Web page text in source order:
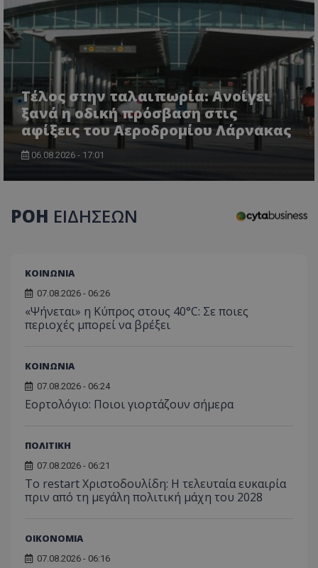
Τέλος στην ταλαιπωρία: Ανοίγει
ξανά η οδική πρόσβαση στις
αφίξεις του Αεροδρομίου Λάρνακας
06.08.2026 - 17:01
ΡΟΗ ΕΙΔΗΣΕΩΝ
ΚΟΙΝΩΝΙΑ
07.08.2026 - 06:26
«Ψήνεται» η Κύπρος στους 40°C: Σε ποιες
περιοχές μπορεί να βρέξει
ΚΟΙΝΩΝΙΑ
07.08.2026 - 06:24
Εορτολόγιο: Ποιοι γιορτάζουν σήμερα
ΠΟΛΙΤΙΚΗ
07.08.2026 - 06:21
Το restart Χριστοδουλίδη: Η τελευταία ευκαιρία
πριν από τη μεγάλη πολιτική μάχη του 2028
ΟΙΚΟΝΟΜΙΑ
07.08.2026 - 06:16
τον
οποίο
για
του
ποιες
έχουν
_ga_J7RS52TMNC
.tothemaonline.com
1 χρόνος 1
μήνας
Αυτό